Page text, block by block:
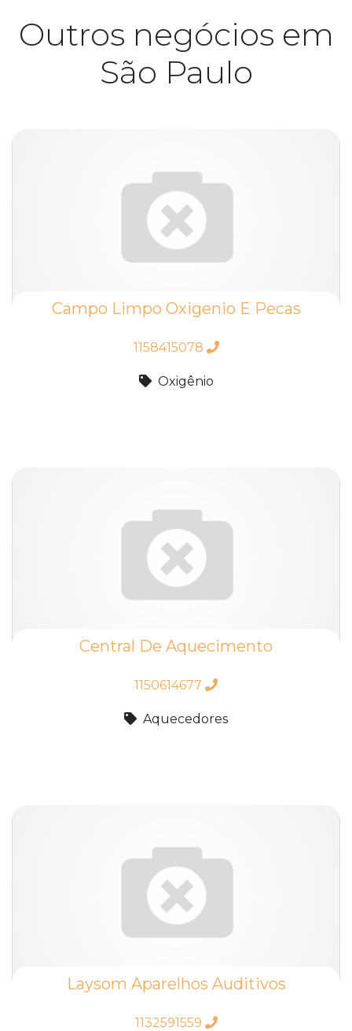
Outros negócios em
São Paulo
Campo Limpo Oxigenio E Pecas
1158415078
Oxigênio
Central De Aquecimento
1150614677
Aquecedores
Laysom Aparelhos Auditivos
1132591559